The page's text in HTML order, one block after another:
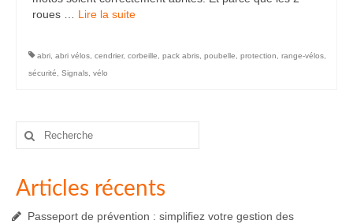
roues … Lire la suite­­
abri abri vélos cendrier, corbeille pack abris poubelle protection range-vélos
sécurité
Signals vélo
Rechercher
Articles récents
Passeport de prévention : simplifiez votre gestion des